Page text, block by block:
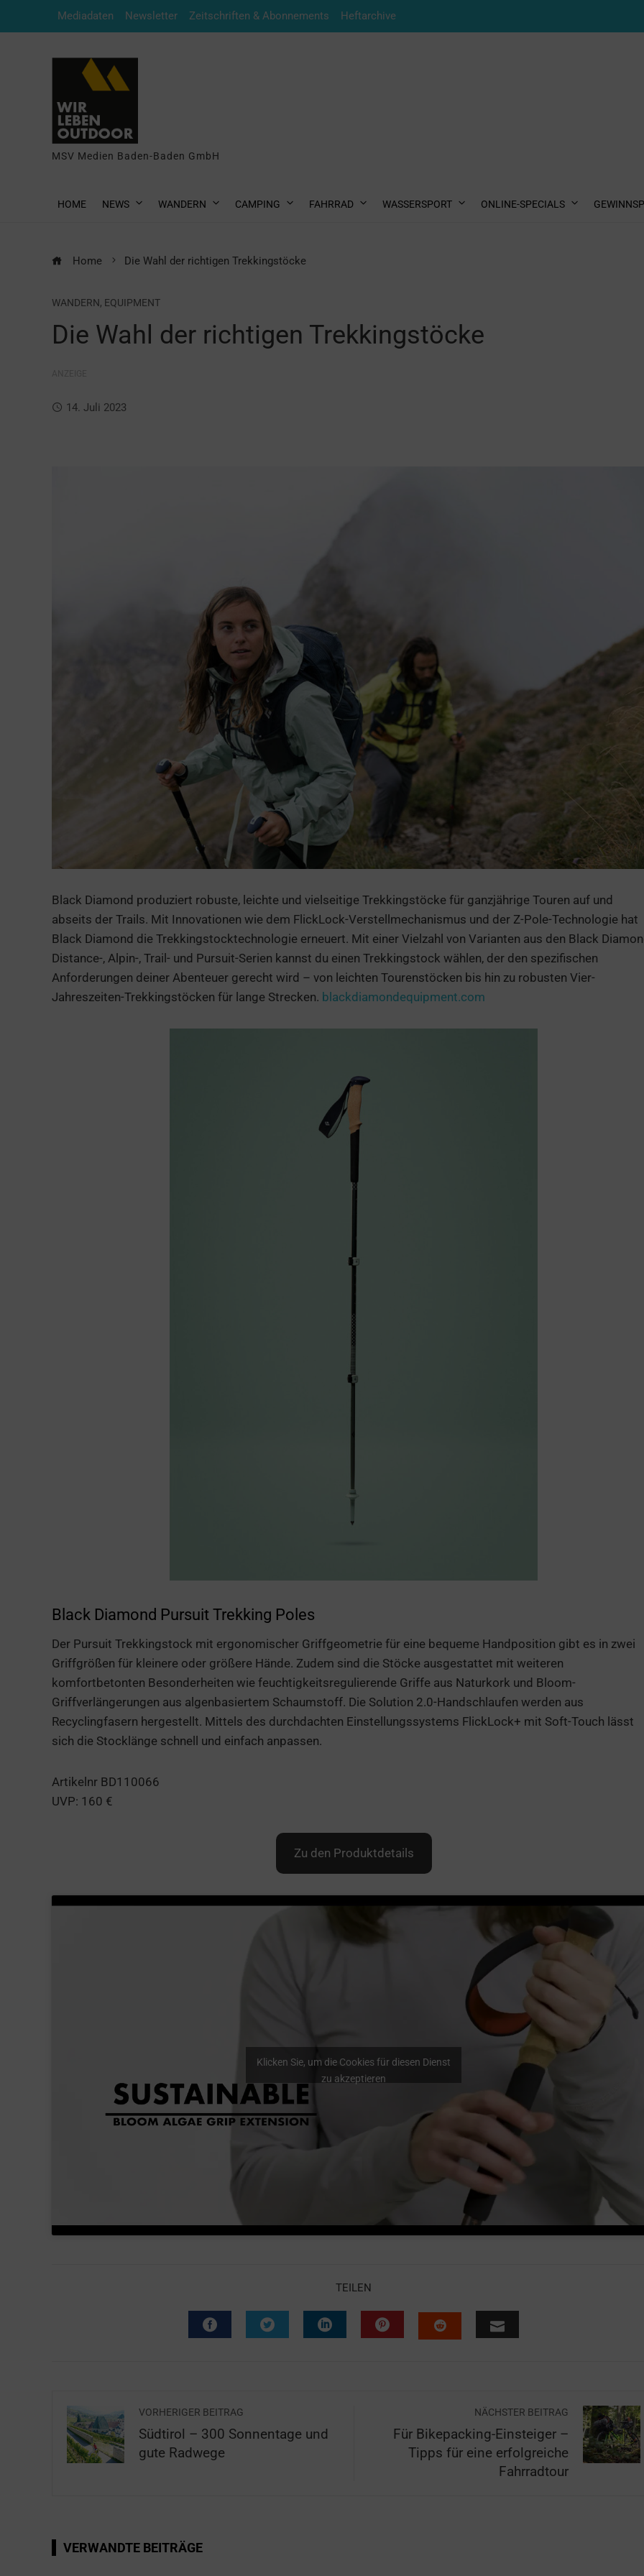
Mediadaten Newsletter Zeitschriften & Abonnements Heftarchive
MSV Medien Baden-Baden GmbH
HOME NEWS WANDERN CAMPING FAHRRAD WASSERSPORT ONLINE-SPECIALS
Home Die Wahl der richtigen Trekkingstöcke
WANDERN, EQUIPMENT
Die Wahl der richtigen Trekkingstöcke
14. Juli 2023
Black Diamond produziert robuste, leichte und vielseitige Trekkingstöcke für ganzjährige Touren auf und
abseits der Trails. Mit Innovationen wie dem FlickLock-Verstellmechanismus und der Z-Pole-Technologie hat
Black Diamond die Trekkingstocktechnologie erneuert. Mit einer Vielzahl von Varianten aus den Black
Distance-, Alpin-, Trail- und Pursuit-Serien kannst du einen Trekkingstock wählen, der den spezifischen
Anforderungen deiner Abenteuer gerecht wird – von leichten Tourenstöcken bis hin zu robusten Vier-
Jahreszeiten-Trekkingstöcken für lange Strecken. blackdiamondequipment.com
Black Diamond Pursuit Trekking Poles
Der Pursuit Trekkingstock mit ergonomischer Griffgeometrie für eine bequeme Handposition gibt es in zwei
Griffgrößen für kleinere oder größere Hände. Zudem sind die Stöcke ausgestattet mit weiteren
komfortbetonten Besonderheiten wie feuchtigkeitsregulierende Griffe aus Naturkork und Bloom-
Griffverlängerungen aus algenbasiertem Schaumstoff. Die Solution 2.0-Handschlaufen werden aus
Recyclingfasern hergestellt. Mittels des durchdachten Einstellungssystems FlickLock+ mit Soft-Touch lässt
sich die Stocklänge schnell und einfach anpassen.
Artikelnr BD110066
UVP: 160 €
Zu den Produktdetails
Klicken Sie, um die Cookies für diesen Dienst
zu akzeptieren
TEILEN
VORHERIGER BEITRAG
Südtirol – 300 Sonnentage und
gute Radwege
NÄCHSTER BEITRAG
Für Bikepacking-Einsteiger –
Tipps für eine erfolgreiche
Fahrradtour
VERWANDTE BEITRÄGE